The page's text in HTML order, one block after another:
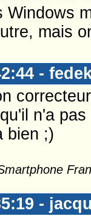
Windows
mais
-
n'a
bien ;)
-